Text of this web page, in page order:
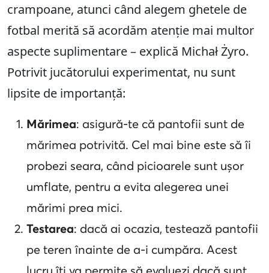
crampoane, atunci când alegem ghetele de
fotbal merită să acordăm atenție mai multor
aspecte suplimentare – explică Michał Żyro.
Potrivit jucătorului experimentat, nu sunt
lipsite de importanță:
Mărimea: asigură-te că pantofii sunt de
mărimea potrivită. Cel mai bine este să îi
probezi seara, când picioarele sunt ușor
umflate, pentru a evita alegerea unei
mărimi prea mici.
Testarea: dacă ai ocazia, testează pantofii
pe teren înainte de a-i cumpăra. Acest